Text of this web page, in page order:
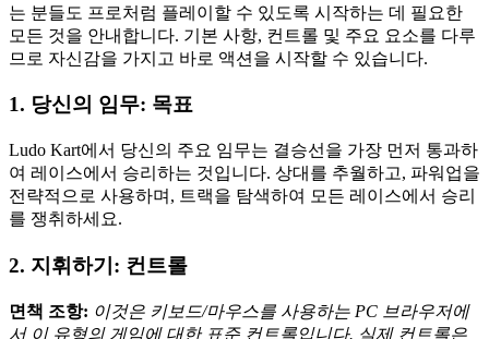
는 분들도 프로처럼 플레이할 수 있도록 시작하는 데 필요한
모든 것을 안내합니다. 기본 사항, 컨트롤 및 주요 요소를 다루
므로 자신감을 가지고 바로 액션을 시작할 수 있습니다.
1. 당신의 임무: 목표
Ludo Kart에서 당신의 주요 임무는 결승선을 가장 먼저 통과하
여 레이스에서 승리하는 것입니다. 상대를 추월하고, 파워업을
전략적으로 사용하며, 트랙을 탐색하여 모든 레이스에서 승리
를 쟁취하세요.
2. 지휘하기: 컨트롤
면책 조항: 이것은 키보드/마우스를 사용하는 PC 브라우저에
서 이 유형의 게임에 대한 표준 컨트롤입니다. 실제 컨트롤은